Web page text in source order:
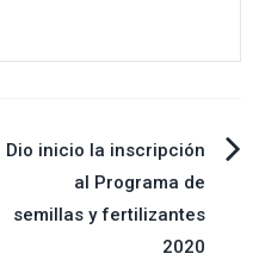
Dio inicio la inscripción
al Programa de
semillas y fertilizantes
2020